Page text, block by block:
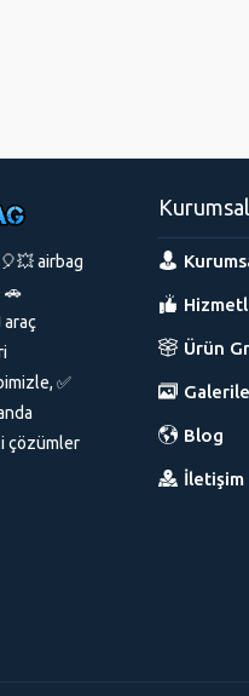
airbag
🚗
araç
✅
çözümler
Kurumsal
Ürün
Blog
İletişim